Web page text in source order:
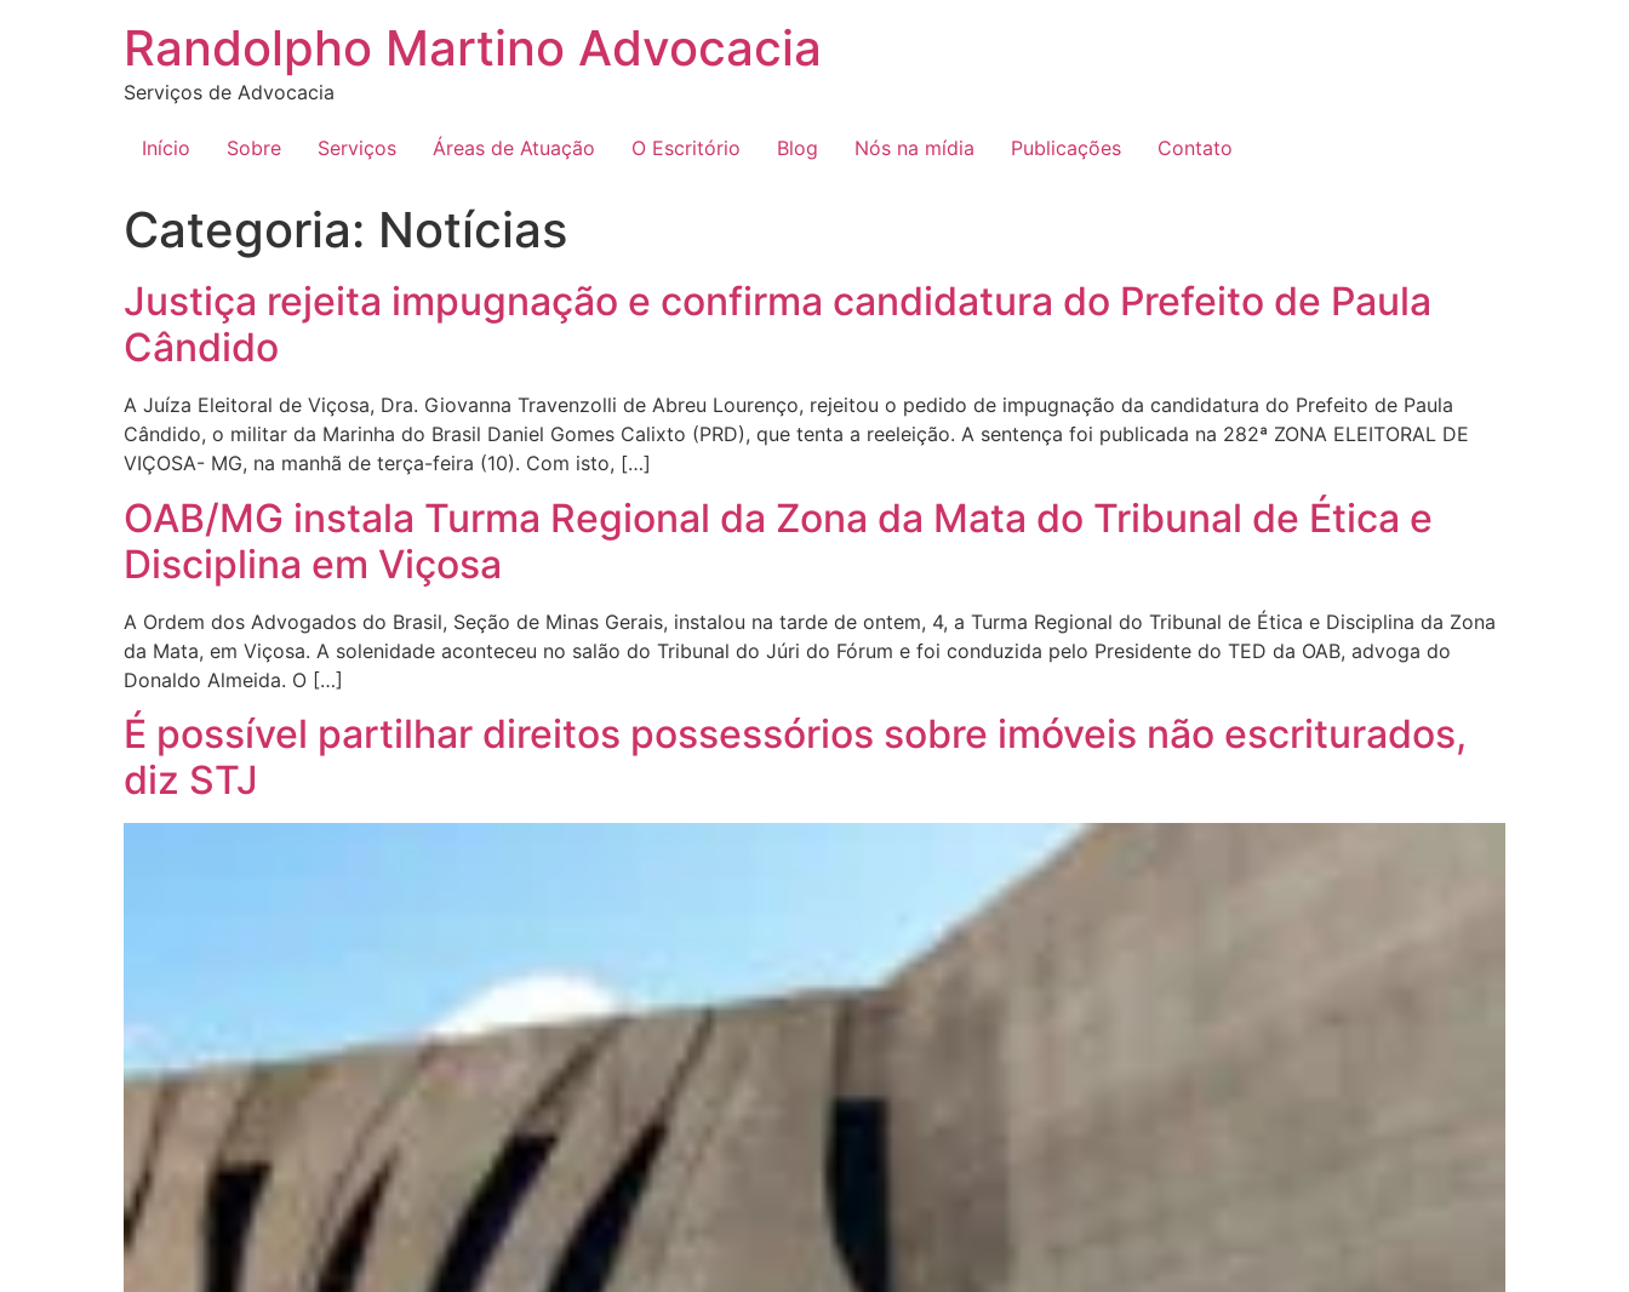
Randolpho Martino Advocacia
Serviços de Advocacia
Início Sobre Serviços Áreas de Atuação O Escritório Blog Nós na mídia Publicações Contato
Categoria: Notícias
Justiça rejeita impugnação e confirma candidatura do Prefeito de Paula
Cândido
A Juíza Eleitoral de Viçosa, Dra. Giovanna Travenzolli de Abreu Lourenço, rejeitou o pedido de impugnação da candidatura do Prefeito de Paula
Cândido, o militar da Marinha do Brasil Daniel Gomes Calixto (PRD), que tenta a reeleição. A sentença foi publicada na 282ª ZONA ELEITORAL DE
VIÇOSA- MG, na manhã de terça-feira (10). Com isto, […]
OAB/MG instala Turma Regional da Zona da Mata do Tribunal de Ética e
Disciplina em Viçosa
A Ordem dos Advogados do Brasil, Seção de Minas Gerais, instalou na tarde de ontem, 4, a Turma Regional do Tribunal de Ética e Disciplina da Zona
da Mata, em Viçosa. A solenidade aconteceu no salão do Tribunal do Júri do Fórum e foi conduzida pelo Presidente do TED da OAB, advoga do
Donaldo Almeida. O […]
É possível partilhar direitos possessórios sobre imóveis não escriturados,
diz STJ